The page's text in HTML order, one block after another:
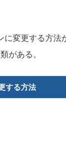
変更する方法
がある。
する方法